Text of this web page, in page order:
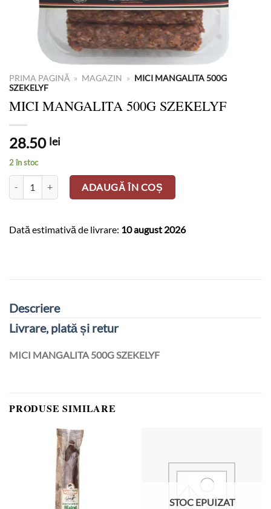
PRIMA PAGINĂ » MAGAZIN » MICI MANGALITA 500G
SZEKELYF
MICI MANGALITA 500G SZEKELYF
28.50 lei
2 în stoc
Cantitate MICI MANGALITA 500G SZEKELYF
ADAUGĂ ÎN COȘ
Dată estimativă de livrare: 10 august 2026
Descriere
Livrare, plată și retur
MICI MANGALITA 500G SZEKELYF
PRODUSE SIMILARE
STOC EPUIZAT